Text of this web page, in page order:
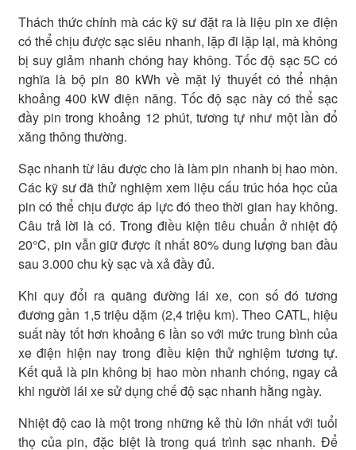
Thách thức chính mà các kỹ sư đặt ra là liệu pin xe điện
có thể chịu được sạc siêu nhanh, lặp đi lặp lại, mà không
bị suy giảm nhanh chóng hay không. Tốc độ sạc 5C có
nghĩa là bộ pin 80 kWh về mặt lý thuyết có thể nhận
khoảng 400 kW điện năng. Tốc độ sạc này có thể sạc
đầy pin trong khoảng 12 phút, tương tự như một lần đổ
xăng thông thường.
Sạc nhanh từ lâu được cho là làm pin nhanh bị hao mòn.
Các kỹ sư đã thử nghiệm xem liệu cấu trúc hóa học của
pin có thể chịu được áp lực đó theo thời gian hay không.
Câu trả lời là có. Trong điều kiện tiêu chuẩn ở nhiệt độ
20°C, pin vẫn giữ được ít nhất 80% dung lượng ban đầu
sau 3.000 chu kỳ sạc và xả đầy đủ.
Khi quy đổi ra quãng đường lái xe, con số đó tương
đương gần 1,5 triệu dặm (2,4 triệu km). Theo CATL, hiệu
suất này tốt hơn khoảng 6 lần so với mức trung bình của
xe điện hiện nay trong điều kiện thử nghiệm tương tự.
Kết quả là pin không bị hao mòn nhanh chóng, ngay cả
khi người lái xe sử dụng chế độ sạc nhanh hằng ngày.
Nhiệt độ cao là một trong những kẻ thù lớn nhất với tuổi
thọ của pin, đặc biệt là trong quá trình sạc nhanh. Để